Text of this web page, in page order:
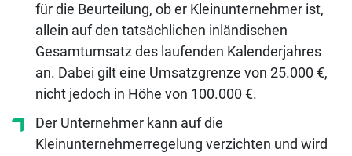
für die Beurteilung, ob er Kleinunternehmer ist,
allein auf den tatsächlichen inländischen
Gesamtumsatz des laufenden Kalenderjahres
an. Dabei gilt eine Umsatzgrenze von 25.000 €,
nicht jedoch in Höhe von 100.000 €.
Der Unternehmer kann auf die
Kleinunternehmerregelung verzichten und wird